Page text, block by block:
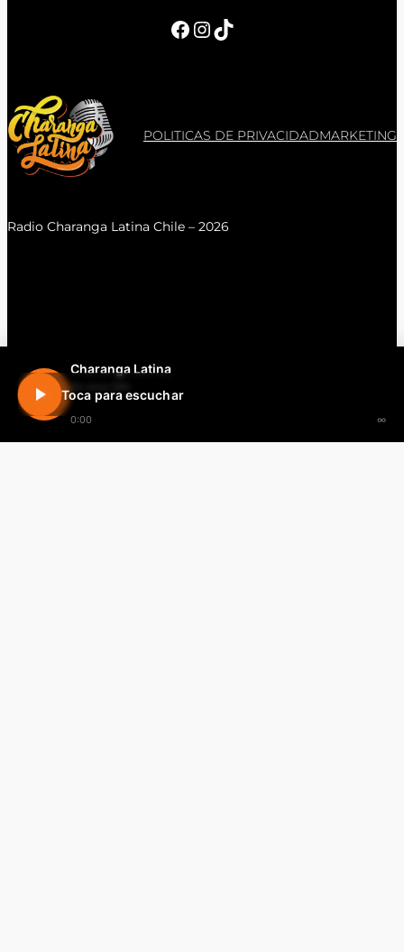
Charanga Latina
En vivo 24h
0:00 ∞
Toca para escuchar
Facebook InstagramTikTok
POLITICAS DE PRIVACIDADMARKETING
Radio Charanga Latina Chile – 2026